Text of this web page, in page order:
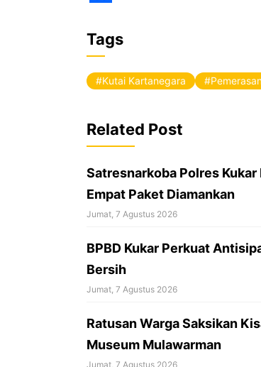
a
c
e
o
o
k
Tags
Kutai Kartanegara
Related Post
Satresnarkoba Polres Kukar
Empat Paket Diamankan
Jumat, 7 Agustus 2026
BPBD Kukar Perkuat
Bersih
Jumat, 7 Agustus 2026
Ratusan Warga Saksikan
Museum Mulawarman
Jumat, 7 Agustus 2026